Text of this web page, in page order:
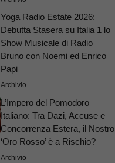
Yoga Radio Estate 2026:
Debutta Stasera su Italia 1 lo
Show Musicale di Radio
Bruno con Noemi ed Enrico
Papi
Archivio
L’Impero del Pomodoro
Italiano: Tra Dazi, Accuse e
Concorrenza Estera, il Nostro
‘Oro Rosso’ è a Rischio?
Archivio